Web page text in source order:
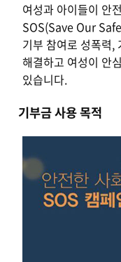
여성과 아이들이 안
SOS(Save Our
기부 참여로 성폭력,
해결하고 여성이 안
있습니다.
기부금 사용 목적